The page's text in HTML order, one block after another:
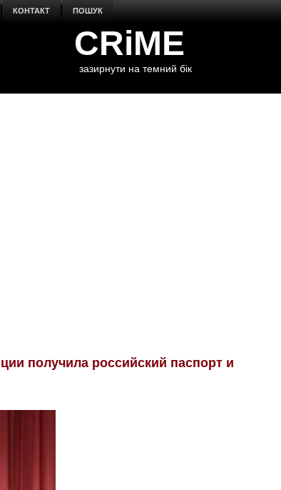
КОНТАКТ ПОШУК
CRiME
зазирнути на темний бік
получила российский паспорт и